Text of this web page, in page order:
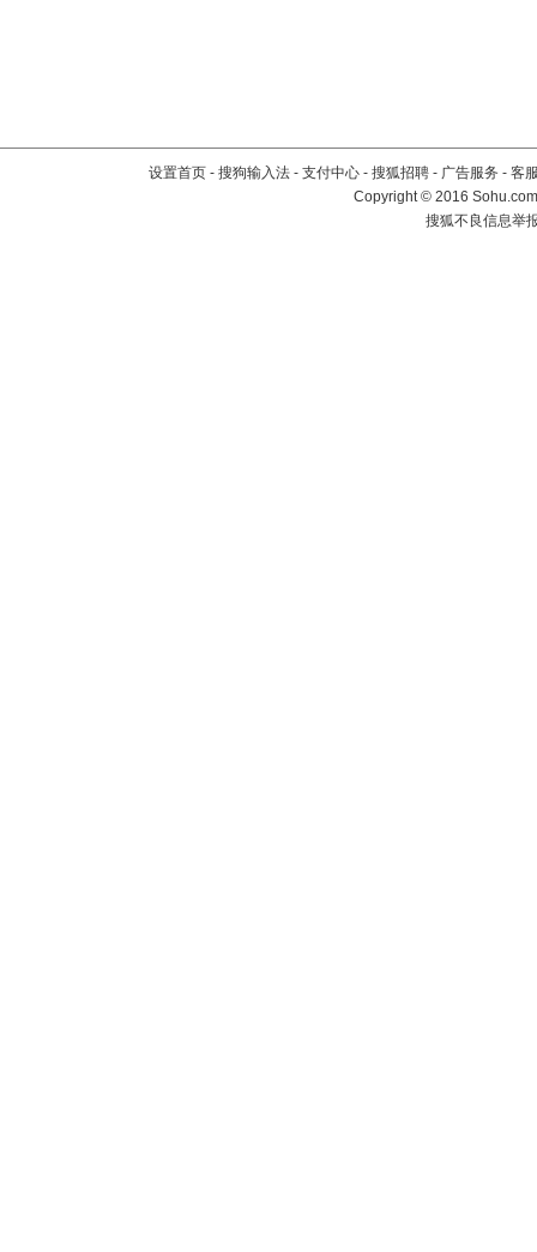
设置首页 - 搜狗输入法 - 支付中心 - 搜狐招聘 - 广告服务 - 客
Copyright©2016
搜狐不良信息举